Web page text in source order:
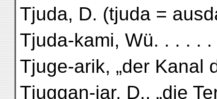
Tjuda, D. (tjuda =
Tjuda-kami, Wü. . . . .
Tjuge-arik, „der Kanal
Tjuggan-jar, D., „die